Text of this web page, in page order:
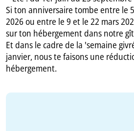
Si ton anniversaire tombe entre le
2026 ou entre le 9 et le 22 mars
sur ton hébergement dans notre
Et dans le cadre de la 'semaine
janvier, nous te faisons une
hébergement.